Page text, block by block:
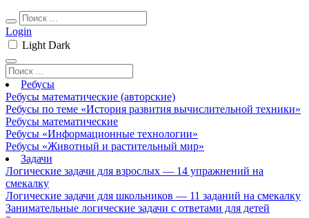
Login
Light Dark
Ребусы
Ребусы математические (авторские)
Ребусы по теме «История развития вычислительной техники»
Ребусы математические
Ребусы «Информационные технологии»
Ребусы «Животный и растительный мир»
Задачи
Логические задачи для взрослых — 14 упражнений на
смекалку
Логические задачи для школьников — 11 заданий на смекалку
Занимательные логические задачи с ответами для детей